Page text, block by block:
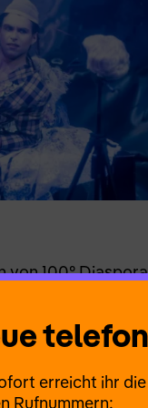
von 100°
und des
den
erreicht ihr
Rufnummern: